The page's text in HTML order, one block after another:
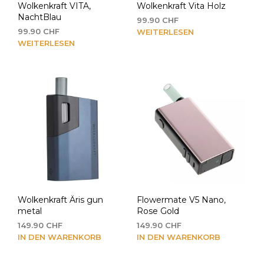
Wolkenkraft VITA,
NachtBlau
99.90 CHF
WEITERLESEN
Wolkenkraft Vita Holz
99.90 CHF
WEITERLESEN
Wolkenkraft Äris gun
metal
149.90 CHF
IN DEN WARENKORB
Flowermate V5 Nano,
Rose Gold
149.90 CHF
IN DEN WARENKORB